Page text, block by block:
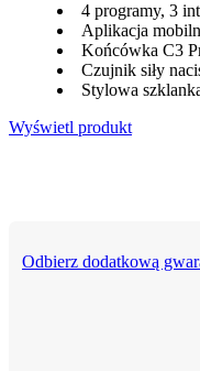
4 programy, 3
Aplikacja
Końcówka C3
Czujnik siły
Stylowa
Wyświetl produkt
Odbierz dodatkową